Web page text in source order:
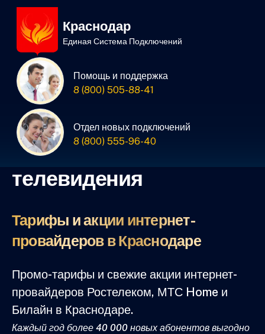
Краснодар
Единая Система Подключений
Помощь и поддержка
8 (800) 505-88-41
Отдел новых подключений
8 (800) 555-96-40
Единая Система
Подключений
нового интернета и
кабельного
телевидения
Тарифы и акции интернет-
провайдеров в Краснодаре
Промо-тарифы и свежие акции интернет-
провайдеров Ростелеком, МТС Home и
Билайн в Краснодаре.
Каждый год более 40 000 новых абонентов выгодно